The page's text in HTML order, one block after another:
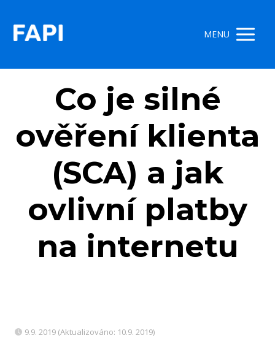
MENU
Co je silné
ověření klienta
(SCA) a jak
ovlivní platby
na internetu
9.9. 2019 (Aktualizováno: 10.9. 2019)